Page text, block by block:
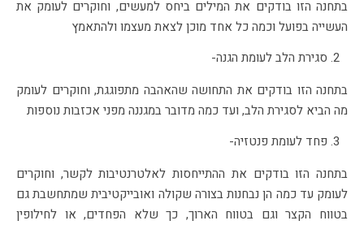
בתחנה הזו בודקים את המילים ביחס למעשים, וחוקרים לעומק את
העשייה בפועל וכמה כל אחד מוכן לצאת מעצמו ולהתאמץ
סגירת הלב לעומת הגנה-
בתחנה הזו בודקים את התחושה שהאהבה מתפוגגת, וחוקרים לעומק
מה הביא לסגירת הלב, ועד כמה מדובר במגננה מפני אכזבות נוספות
פחד לעומת פנטזיה-
בתחנה הזו בודקים את ההתייחסות לאלטרנטיבות לקשר, וחוקרים
לעומק עד כמה הן נבחנות בצורה שקולה ואובייקטיבית שמתחשבת גם
בטווח הקצר וגם בטווח הארוך, כך שלא הפחדים, או לחילופין